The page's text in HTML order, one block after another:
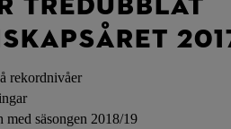
rekordnivåer
säsongen 2018/19